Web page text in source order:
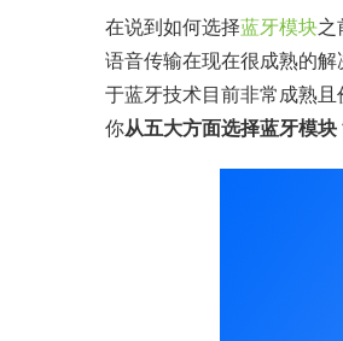
在说到如何选择蓝牙模块之
语音传输在现在很成熟的
于蓝牙技术目前非常成熟
你从五大方面选择蓝牙模块